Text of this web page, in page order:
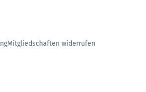
Mitgliedschaften widerrufen